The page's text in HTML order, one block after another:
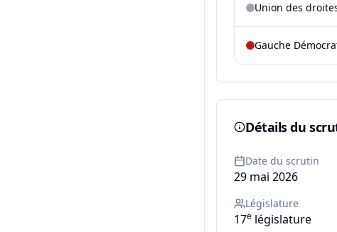
Union des
Gauche
Détails du
Date du scrutin
29 mai 2026
Législature
17e législature